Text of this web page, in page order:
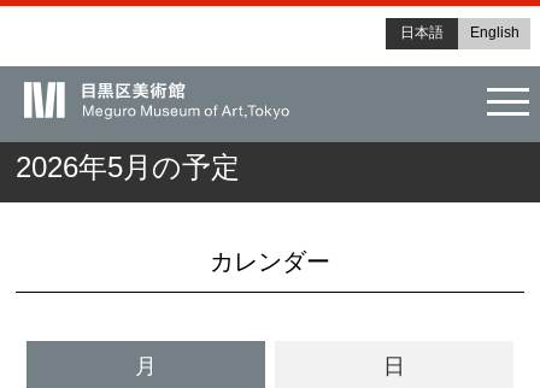
日本語 English
2026年5月の予定
カレンダー
月 日